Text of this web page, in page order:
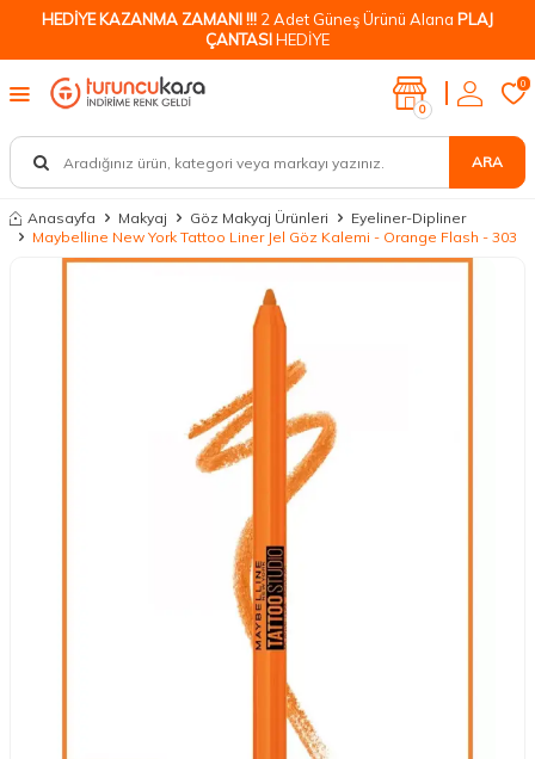
HEDİYE KAZANMA ZAMANI !!! 2 Adet Güneş Ürünü Alana PLAJ
ÇANTASIHEDİYE
ARA
0
0
Anasayfa Makyaj Göz Makyaj Ürünleri
Eyeliner-Dipliner
Maybelline New York Tattoo Liner Jel Göz Kalemi - Orange Flash - 303